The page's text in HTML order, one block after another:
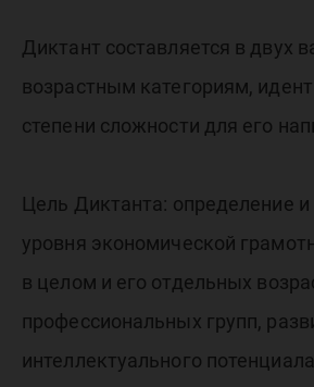
Диктант составляется в двух
возрастным категориям,
степени сложности для его
Цель Диктанта: определение
уровня экономической
в целом и его отдельных
профессиональных групп,
интеллектуального